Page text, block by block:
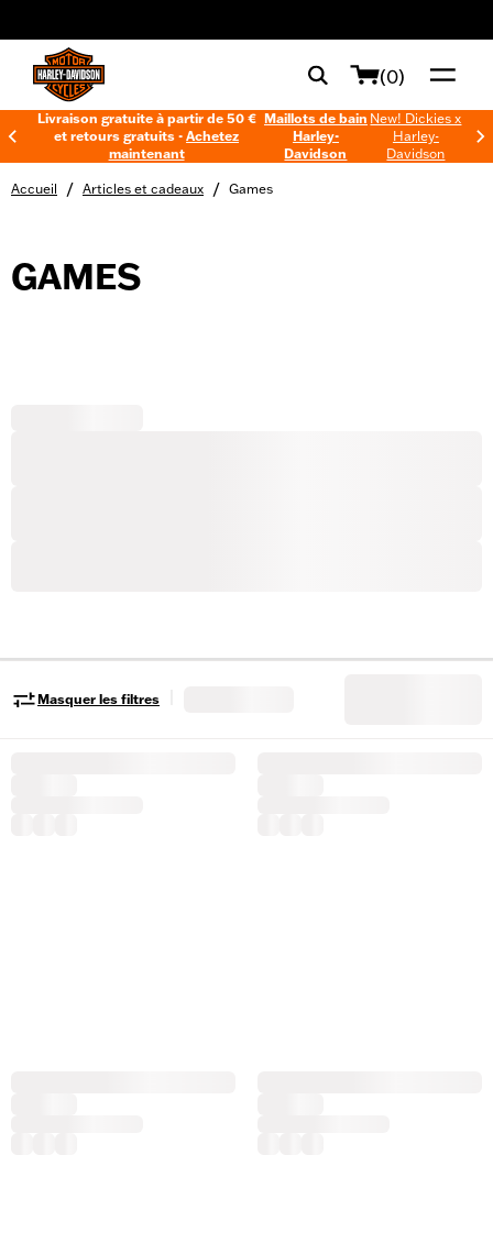
(0)
Livraison gratuite à partir de 50 €
et retours gratuits -Achetez
maintenant
Maillots de bain
Harley-
Davidson
New! Dickies x
Harley-
Davidson
Accueil / Articles et cadeaux / Games
GAMES
Masquer les filtres